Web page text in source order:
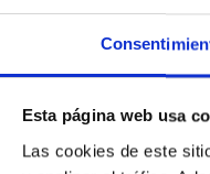
Esta página web usa
Las cookies de este